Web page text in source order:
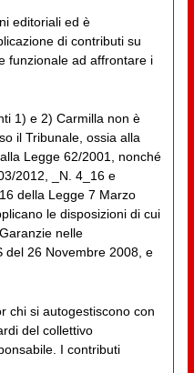
editoriali ed è
di contributi su
funzionale ad affrontare i
1) e 2) Carmilla non è
il Tribunale, ossia alla
Legge 62/2001, nonché
2012, _N. 4_16 e
della Legge 7 Marzo
le disposizioni di cui
nelle
del 26 Novembre 2008, e
chi si autogestiscono con
del collettivo
I contributi